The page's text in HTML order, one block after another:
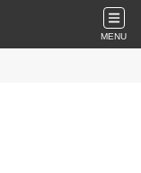
MENU